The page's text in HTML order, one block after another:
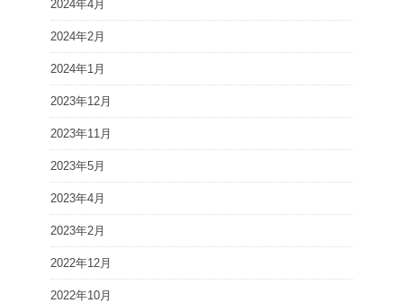
2024年4月
2024年2月
2024年1月
2023年12月
2023年11月
2023年5月
2023年4月
2023年2月
2022年12月
2022年10月